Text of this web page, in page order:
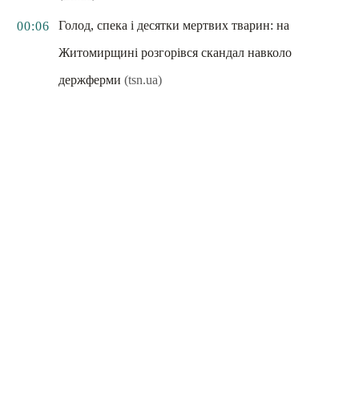
00:06
Голод, спека і десятки мертвих тварин: на
Житомирщині розгорівся скандал навколо
держферми (tsn.ua)